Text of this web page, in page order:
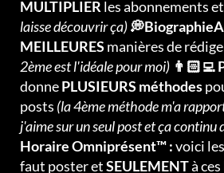
MULTIPLIER les abonnements
laisse découvrir ça)
MEILLEURES manières de
2ème est l'idéale pour moi) 👨🏻‍💻
donnePLUSIEURS méthodes
posts (la 4ème méthode m'a
j'aime sur un seul post et ça continu
Horaire Omniprésent™ :voici
faut poster etSEULEMENTà